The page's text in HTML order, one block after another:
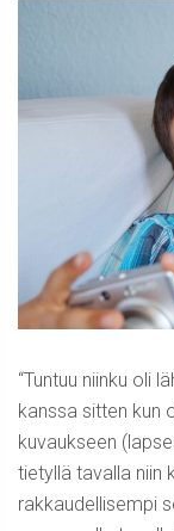
“Tuntuu niinku oli
kanssa sitten kun
kuvaukseen
tietyllä tavalla niin
rakkaudellisempi